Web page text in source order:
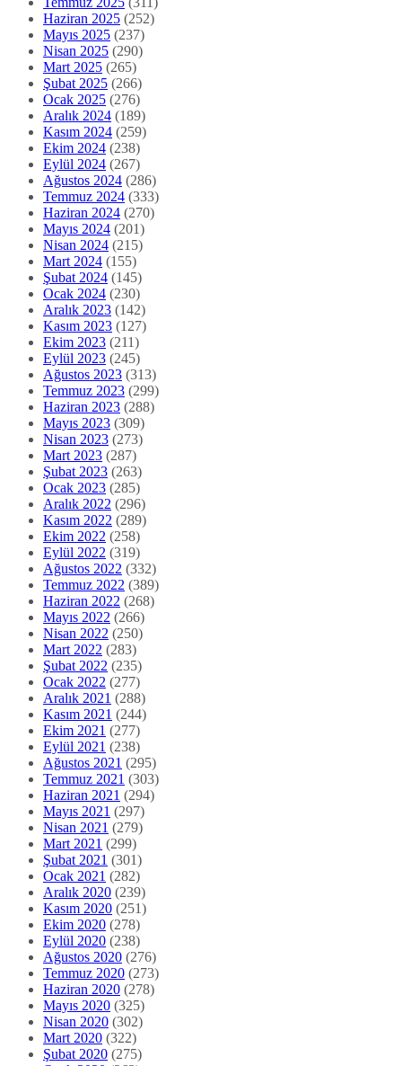
Haziran 2025 (252)
Mayıs 2025 (237)
Nisan 2025 (290)
Mart 2025 (265)
Şubat 2025 (266)
Ocak 2025 (276)
Aralık 2024 (189)
Kasım 2024 (259)
Ekim 2024 (238)
Eylül 2024 (267)
Ağustos 2024 (286)
Temmuz 2024 (333)
Haziran 2024 (270)
Mayıs 2024 (201)
Nisan 2024 (215)
Mart 2024 (155)
Şubat 2024 (145)
Ocak 2024 (230)
Aralık 2023 (142)
Kasım 2023 (127)
Ekim 2023 (211)
Eylül 2023 (245)
Ağustos 2023 (313)
Temmuz 2023 (299)
Haziran 2023 (288)
Mayıs 2023 (309)
Nisan 2023 (273)
Mart 2023 (287)
Şubat 2023 (263)
Ocak 2023 (285)
Aralık 2022 (296)
Kasım 2022 (289)
Ekim 2022 (258)
Eylül 2022 (319)
Ağustos 2022 (332)
Temmuz 2022 (389)
Haziran 2022 (268)
Mayıs 2022 (266)
Nisan 2022 (250)
Mart 2022 (283)
Şubat 2022 (235)
Ocak 2022 (277)
Aralık 2021 (288)
Kasım 2021 (244)
Ekim 2021 (277)
Eylül 2021 (238)
Ağustos 2021 (295)
Temmuz 2021 (303)
Haziran 2021 (294)
Mayıs 2021 (297)
Nisan 2021 (279)
Mart 2021 (299)
Şubat 2021 (301)
Ocak 2021 (282)
Aralık 2020 (239)
Kasım 2020 (251)
Ekim 2020 (278)
Eylül 2020 (238)
Ağustos 2020 (276)
Temmuz 2020 (273)
Haziran 2020 (278)
Mayıs 2020 (325)
Nisan 2020 (302)
Mart 2020 (322)
Şubat 2020 (275)